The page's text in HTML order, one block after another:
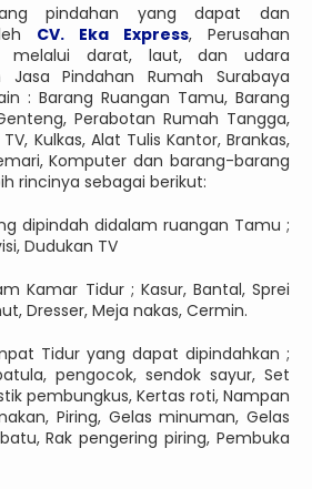
pindahan yang dapat dan
CV. Eka Express, Perusahan
melalui darat, laut, dan udara
Jasa Pindahan Rumah Surabaya
: Barang Ruangan Tamu, Barang
Perabotan Rumah Tangga,
Kulkas, Alat Tulis Kantor, Brankas,
Komputer dan barang-barang
rincinya sebagai berikut:
dipindah didalam ruangan Tamu ;
Dudukan TV
Kamar Tidur ; Kasur, Bantal, Sprei
Dresser, Meja nakas, Cermin.
Tidur yang dapat dipindahkan ;
pengocok, sendok sayur, Set
pembungkus, Kertas roti, Nampan
Piring, Gelas minuman, Gelas
Rak pengering piring, Pembuka